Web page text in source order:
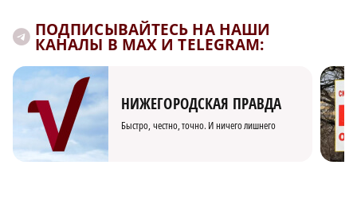
ПОДПИСЫВАЙТЕСЬ НА НАШИ
КАНАЛЫ В MAX И TELEGRAM:
НИЖЕГОРОДСКАЯ ПРАВДА
Быстро, честно, точно. И ничего лишнего